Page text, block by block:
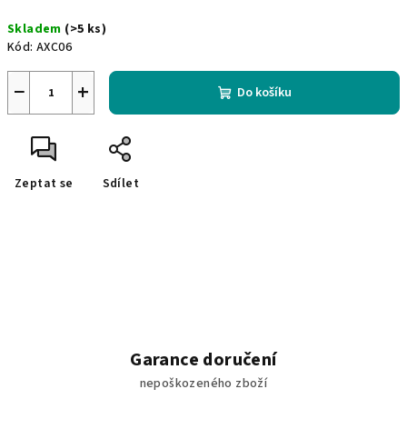
cena:
Skladem (>5 ks)
Kód: AXC06
+
− Do košíku
Zeptat se Sdílet
Garance doručení
nepoškozeného zboží